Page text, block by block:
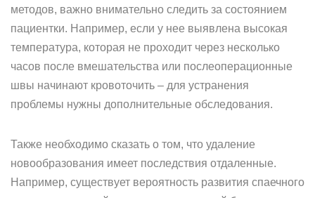
методов, важно внимательно следить за состоянием
пациентки. Например, если у нее выявлена высокая
температура, которая не проходит через несколько
часов после вмешательства или послеоперационные
швы начинают кровоточить – для устранения
проблемы нужны дополнительные обследования.
Также необходимо сказать о том, что удаление
новообразования имеет последствия отдаленные.
Например, существует вероятность развития спаечного